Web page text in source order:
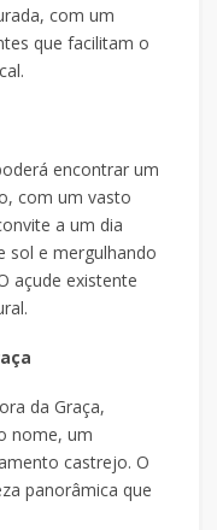
com um
que facilitam o
encontrar um
com um vasto
a um dia
sol e mergulhando
açude existente
da Graça,
nome, um
castrejo. O
panorâmica que